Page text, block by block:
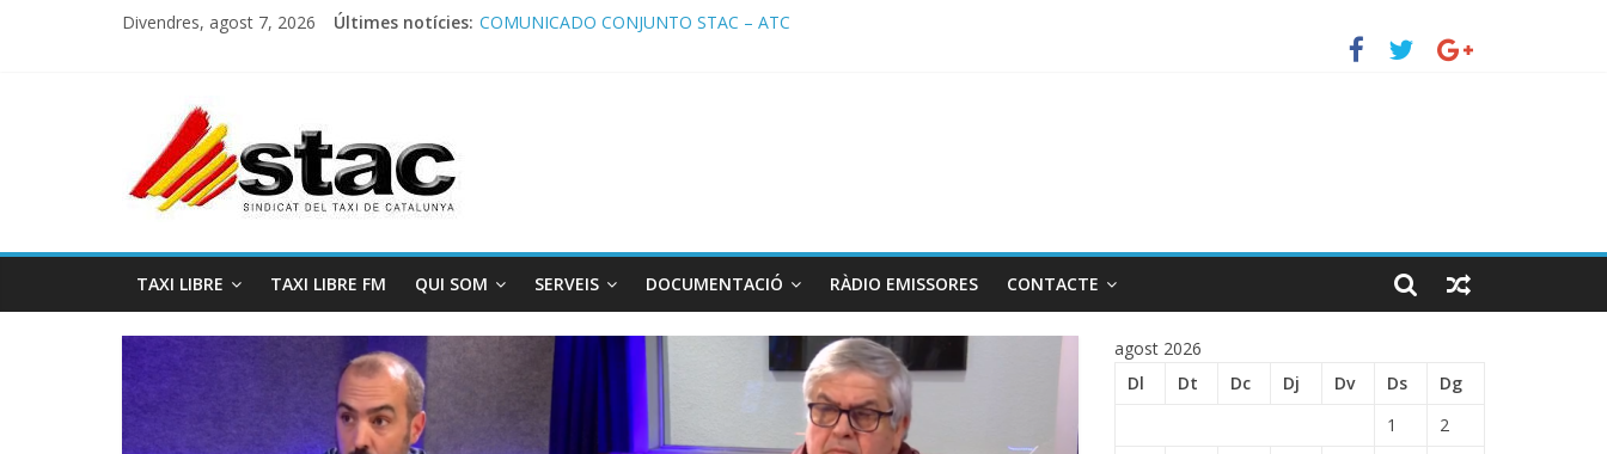
Divendres, agost 7, 2026 Últimes notícies: COMUNICADO CONJUNTO STAC – ATC
TAXI LIBRE TAXI LIBRE FM QUI SOM SERVEIS DOCUMENTACIÓ RÀDIO EMISSORES CONTACTE
agost 2026
Dl
Dt Dc Dj Dv Ds
Dg
1
2